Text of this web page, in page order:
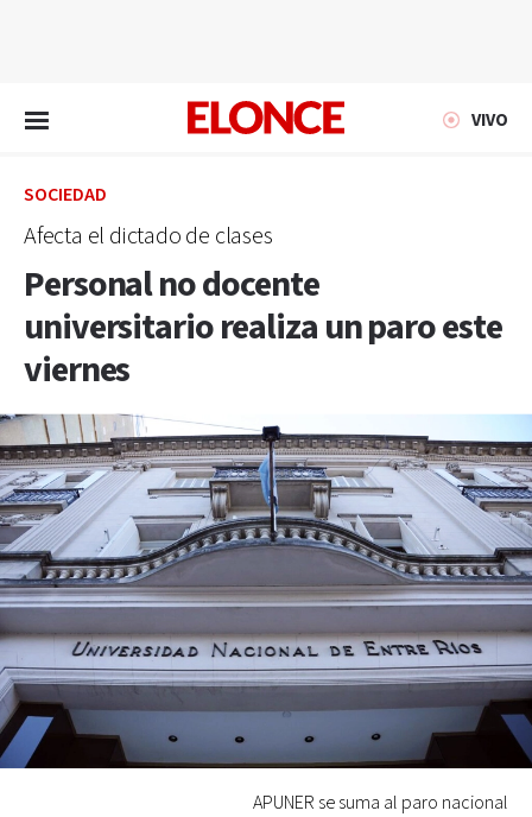
VIVO
SOCIEDAD
Afecta el dictado de clases
Personal no docente
universitario realiza un paro este
viernes
APUNER se suma al paro nacional